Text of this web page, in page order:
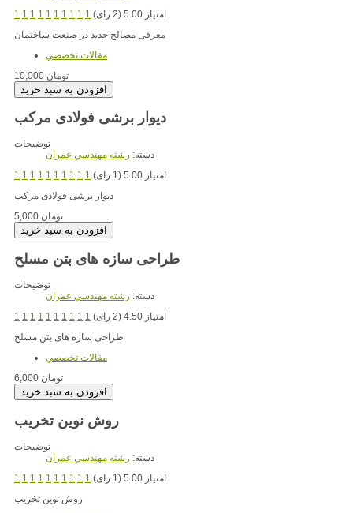
1 1 1 1 1 1 1 1 1 1
امتیاز 5.00 (2 رای)
مقالات تخصصي
10,000 تومان
دیوار برشی فولادی مرکب
توضیحات
دسته: رشته مهندسي عمران
1 1 1 1 1 1 1 1 1 1
امتیاز 5.00 (1 رای)
5,000 تومان
طراحی سازه های بتن مسلح
توضیحات
دسته: رشته مهندسي عمران
1 1 1 1 1 1 1 1 1 1
امتیاز 4.50 (2 رای)
مقالات تخصصي
6,000 تومان
روش نوین تخریب
توضیحات
دسته: رشته مهندسي عمران
1 1 1 1 1 1 1 1 1 1
امتیاز 5.00 (1 رای)